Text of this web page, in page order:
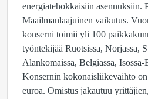
energiatehokkaisiin asennuksiin.
Maailmanlaajuinen vaikutus.
konserni toimii yli 100
työntekijää Ruotsissa, Norjassa,
Alankomaissa, Belgiassa,
Konsernin kokonaisliikevaihto
euroa. Omistus jakautuu